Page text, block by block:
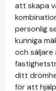
att skapa
personlig
kunniga
och säljare
ditt
för att